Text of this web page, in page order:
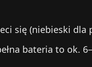
się (niebieski
bateria to ok.